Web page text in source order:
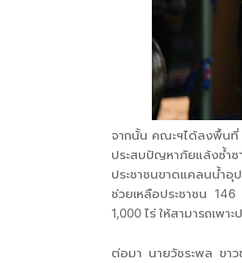
จากนั้น คณะฯได้ลงพื้นที่
ประสบปัญหาภัยแล้งซ้ำ
ประชาชนขาดแคลนน้ำอุ
ช่วยเหลือประชาชน
1,000 ไร่ ให้สามารถเพ
ต่อมา นายวัชระพล ขาว